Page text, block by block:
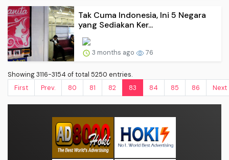
Tak Cuma Indonesia, Ini 5 Negara
yang Sediakan Ker...
3 months ago 76
Showing 3116-3154 of total 5250 entries.
First
Prev. 80 81 82 83 84 85 86 Next